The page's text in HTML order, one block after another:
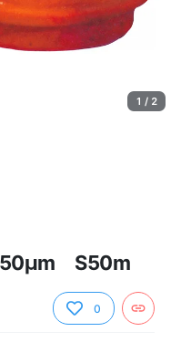
1 / 2
50μm S50m
0